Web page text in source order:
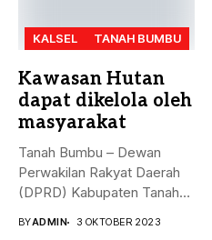
KALSEL TANAH BUMBU
Kawasan Hutan
dapat dikelola oleh
masyarakat
Tanah Bumbu – Dewan
Perwakilan Rakyat Daerah
(DPRD) Kabupaten Tanah
BYADMIN 3 OKTOBER 2023